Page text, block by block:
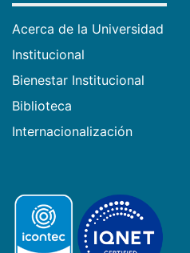
Acerca de la Universidad
Institucional
Bienestar Institucional
Biblioteca
Internacionalización